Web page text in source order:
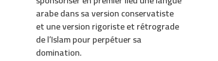
arabe dans sa version conservatiste
et une version rigoriste et rétrograde
de l’Islam pour perpétuer sa
domination.